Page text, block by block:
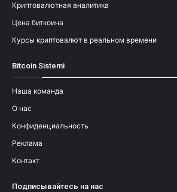
Криптовалютная аналитика
Цена биткоина
Курсы криптовалют в реальном времени
Bitcoin Sistemi
Наша команда
О нас
Конфиденциальность
Реклама
Контакт
Подписывайтесь на нас